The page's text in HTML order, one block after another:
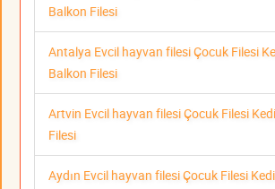
Balkon Filesi
Antalya Evcil hayvan filesi Çocuk Filesi
Balkon Filesi
Artvin Evcil hayvan filesi Çocuk Filesi
Filesi
Aydın Evcil hayvan filesi Çocuk Filesi